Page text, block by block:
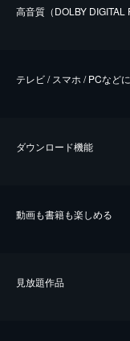
⾼⾳質（DOLBY DIGITAL
テレビ / スマホ / PCなど
ダウンロード機能
動画も書籍も楽しめる
⾒放題作品